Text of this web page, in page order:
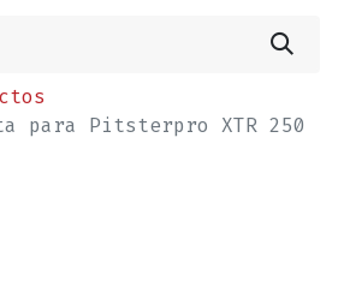
para Pitsterpro XTR 250